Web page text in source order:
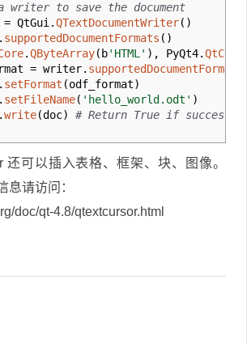
writer to save the document
= QtGui.QTextDocumentWriter( )
supportedDocumentFormats ( )
.QByteArray( b'HTML' ) , PyQt4.QtCore
= writer. supportedDocumentFormats
setFormat (odf_format)
setFileName( 'hello_world.odt' )
write(doc)
# Return True if
还可以插入表格、框架、块、图像。
息请访问：
doc/qt-4.8/qtextcursor.html